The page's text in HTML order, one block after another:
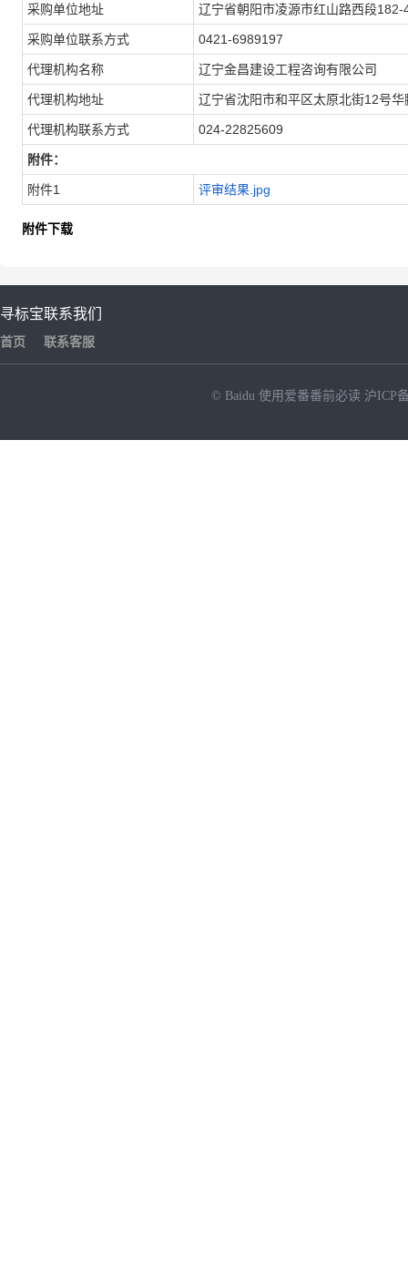
采购单位地址 辽宁省朝阳市凌源市红山路西段182-
采购单位联系方式 0421-6989197
代理机构名称 辽宁金昌建设工程咨询有限公司
代理机构地址 辽宁省沈阳市和平区太原北街12号
代理机构联系方式 024-22825609
附件：
附件1 评审结果.jpg
附件下载
寻标宝
首页
联系我们
联系客服
© Baidu 使用爱番番前必读 沪ICP